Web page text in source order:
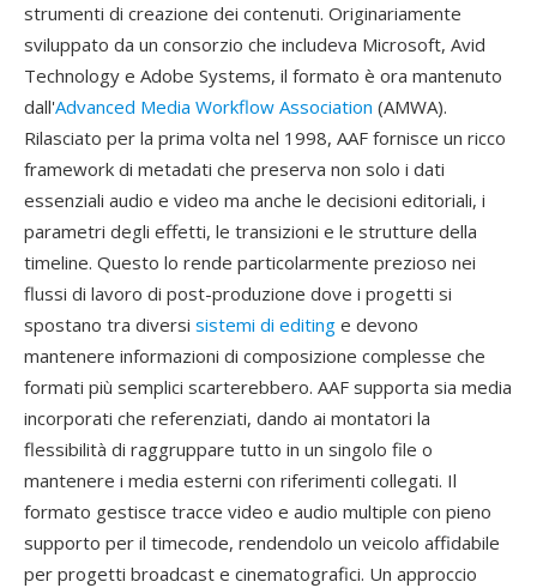
strumenti di creazione dei contenuti. Originariamente
sviluppato da un consorzio che includeva Microsoft, Avid
Technology e Adobe Systems, il formato è ora mantenuto
dall'Advanced Media Workflow Association (AMWA).
Rilasciato per la prima volta nel 1998, AAF fornisce un ricco
framework di metadati che preserva non solo i dati
essenziali audio e video ma anche le decisioni editoriali, i
parametri degli effetti, le transizioni e le strutture della
timeline. Questo lo rende particolarmente prezioso nei
flussi di lavoro di post-produzione dove i progetti si
spostano tra diversi sistemi di editing e devono
mantenere informazioni di composizione complesse che
formati più semplici scarterebbero. AAF supporta sia media
incorporati che referenziati, dando ai montatori la
flessibilità di raggruppare tutto in un singolo file o
mantenere i media esterni con riferimenti collegati. Il
formato gestisce tracce video e audio multiple con pieno
supporto per il timecode, rendendolo un veicolo affidabile
per progetti broadcast e cinematografici. Un approccio